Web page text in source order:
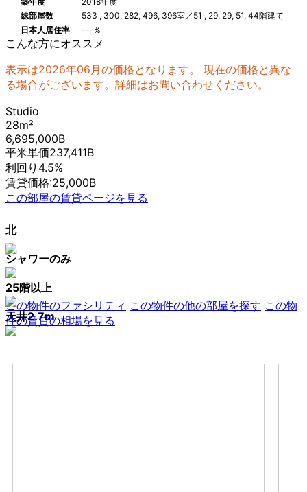
総部屋数
533 , 300, 282, 496, 396室／51 , 29, 29, 51, 44階建て
日本人居住率
---%
こんな方にオススメ
表示は2026年06月の価格となります。 現在の価格と異な
る場合がございます。詳細はお問い合わせください。
Studio
28m²
6,695,000B
平米単価237,411B
利回り4.5%
賃貸価格:25,000B
この部屋の賃貸ページを見る
北
シャワーのみ
25階以上
天井2.7m
この物件のファシリティ この物件の他の部屋を探す この物
件の賃貸の相場を見る